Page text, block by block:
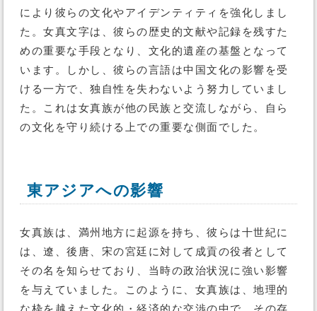
により彼らの文化やアイデンティティを強化しまし
た。女真文字は、彼らの歴史的文献や記録を残すた
めの重要な手段となり、文化的遺産の基盤となって
います。しかし、彼らの言語は中国文化の影響を受
ける一方で、独自性を失わないよう努力していまし
た。これは女真族が他の民族と交流しながら、自ら
の文化を守り続ける上での重要な側面でした。
東アジアへの影響
女真族は、満州地方に起源を持ち、彼らは十世紀に
は、遼、後唐、宋の宮廷に対して成貢の役者として
その名を知らせており、当時の政治状況に強い影響
を与えていました。このように、女真族は、地理的